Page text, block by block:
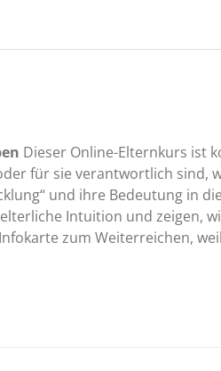
Dieser Online-Elternkurs ist
für sie verantwortlich sind,
und ihre Bedeutung in
Intuition und zeigen,
zum Weiterreichen,